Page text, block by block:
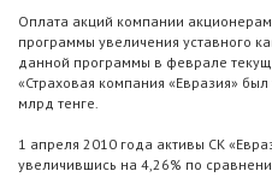
Оплата акций компании
программы увеличения уставного
данной программы в феврале
«Страховая компания «Евразия»
млрд тенге.
1 апреля 2010 года активы СК
увеличившись на 4,26% по